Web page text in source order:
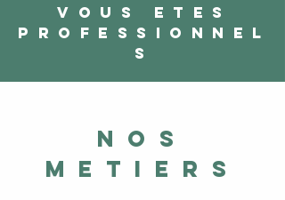
VOUS ETES
PROFESSIONNEL
S
NOS
METIERS